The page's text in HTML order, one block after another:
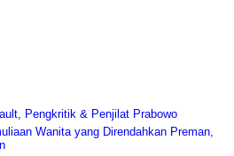
Pengkritik & Penjilat Prabowo
Wanita yang Direndahkan Preman,